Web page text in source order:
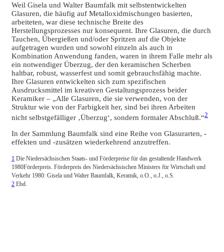
Weil Gisela und Walter Baumfalk mit selbstentwickelten
Glasuren, die häufig auf Metalloxidmischungen basierten,
arbeiteten, war diese technische Breite des
Herstellungsprozesses nur konsequent. Ihre Glasuren, die durch
Tauchen, Übergießen und/oder Spritzen auf die Objekte
aufgetragen wurden und sowohl einzeln als auch in
Kombination Anwendung fanden, waren in ihrem Falle mehr als
ein notwendiger Überzug, der den keramischen Scherben
haltbar, robust, wasserfest und somit gebrauchsfähig machte.
Ihre Glasuren entwickelten sich zum spezifischen
Ausdrucksmittel im kreativen Gestaltungsprozess beider
Keramiker – „Alle Glasuren, die sie verwenden, von der
Struktur wie von der Farbigkeit her, sind bei ihren Arbeiten
nicht selbstgefälliger ‚Überzug‘, sondern formaler Abschluß.“2
In der Sammlung Baumfalk sind eine Reihe von Glasurarten, -
effekten und -zusätzen wiederkehrend anzutreffen.
1 Die Niedersächsischen Staats- und Förderpreise für das gestaltende Handwerk
1980Förderpreis. Förderpreis des Niedersächsischen Ministers für Wirtschaft und
Verkehr 1980: Gisela und Walter Baumfalk, Keramik, o.O., o.J., o.S.
2 Ebd.